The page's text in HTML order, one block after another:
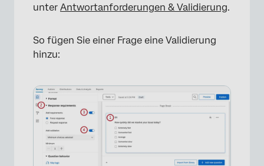
unter Antwortanforderungen & Validierung.
So fügen Sie einer Frage eine Validierung
hinzu: